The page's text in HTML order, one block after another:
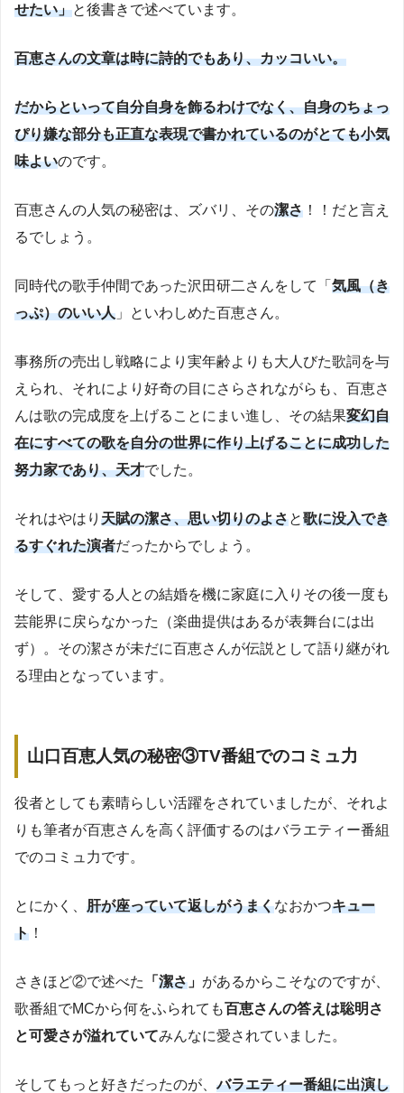
せたい」と後書きで述べています。
百恵さんの文章は時に詩的でもあり、カッコいい。
だからといって自分自身を飾るわけでなく、自身のちょっ
ぴり嫌な部分も正直な表現で書かれているのがとても小気
味よいのです。
百恵さんの人気の秘密は、ズバリ、その潔さ ！！だと言え
るでしょう。
同時代の歌手仲間であった沢田研二さんをして「 気風（き
っぷ）のいい人 」といわしめた百恵さん。
事務所の売出し戦略により実年齢よりも大人びた歌詞を与
えられ、それにより好奇の目にさらされながらも、百恵さ
んは歌の完成度を上げることにまい進し、その結果変幻自
在にすべての歌を自分の世界に作り上げることに成功した
努力家であり、天才でした。
それはやはり 天賦の潔さ、思い切りのよさと歌に没入でき
るすぐれた演者だったからでしょう。
そして、愛する人との結婚を機に家庭に入りその後一度も
芸能界に戻らなかった（楽曲提供はあるが表舞台には出
ず）。その潔さが未だに百恵さんが伝説として語り継がれ
る理由となっています。
山口百恵人気の秘密③TV番組でのコミュ力
役者としても素晴らしい活躍をされていましたが、それよ
りも筆者が百恵さんを高く評価するのはバラエティー番組
でのコミュ力です。
とにかく、 肝が座っていて返しがうまくなおかつキュー
ト ！
さきほど②で述べた 「 潔さ 」 があるからこそなのですが、
歌番組でMCから何をふられても百恵さんの答えは聡明さ
と可愛さが溢れていてみんなに愛されていました。
そしてもっと好きだったのが、バラエティー番組に出演し